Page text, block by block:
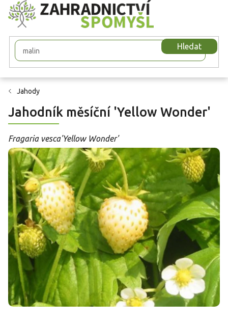
Přejít
na
obsah
Hledat
Jahody
Jahodník měsíční 'Yellow Wonder'
Fragaria vesca'Yellow Wonder'